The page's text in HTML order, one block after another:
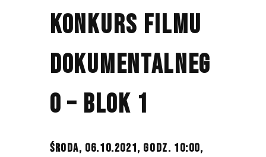
KONKURS FILMU
DOKUMENTALNEG
O – BLOK 1
ŚRODA, 06.10.2021, GODZ. 10:00,